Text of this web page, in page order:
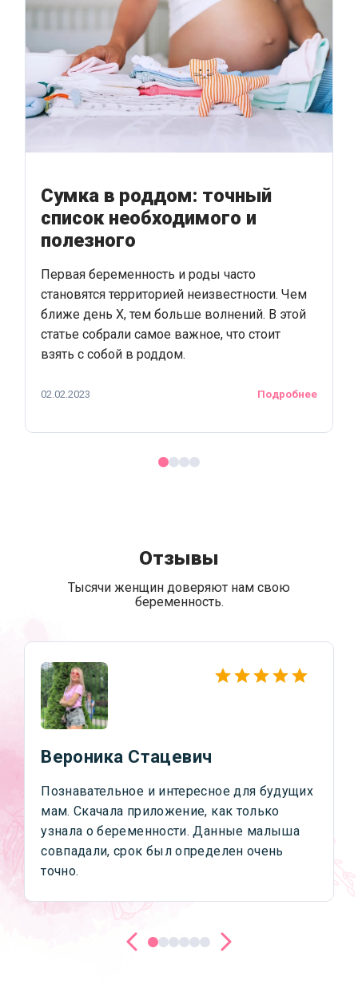
Сумка в роддом: точный
список необходимого и
полезного
Первая беременность и роды часто
становятся территорией неизвестности. Чем
ближе день Х, тем больше волнений. В этой
статье собрали самое важное, что стоит
взять с собой в роддом.
02.02.2023 Подробнее
Отзывы
Тысячи женщин доверяют нам свою
беременность.
Вероника Стацевич
Познавательное и интересное для будущих
мам. Скачала приложение, как только
узнала о беременности. Данные малыша
совпадали, срок был определен очень
точно.